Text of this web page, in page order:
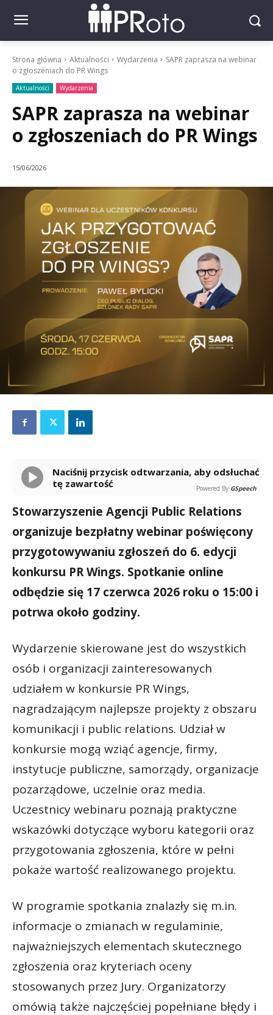
Strona główna Aktualności Wydarzenia
SAPR zaprasza na webinar
o zgłoszeniach do PR Wings
Aktualności Wydarzenia
SAPR zaprasza na webinar
o zgłoszeniach do PR Wings
15/06/2026
Naciśnij przycisk odtwarzania, aby odsłuchać
tę zawartość
Powered By GSpeech
Stowarzyszenie Agencji Public Relations
organizuje bezpłatny webinar poświęcony
przygotowywaniu zgłoszeń do 6. edycji
konkursu PR Wings. Spotkanie online
odbędzie się 17 czerwca 2026 roku o 15:00 i
potrwa około godziny.
Wydarzenie skierowane jest do wszystkich
osób i organizacji zainteresowanych
udziałem w konkursie PR Wings,
nagradzającym najlepsze projekty z obszaru
komunikacji i public relations. Udział w
konkursie mogą wziąć agencje, firmy,
instytucje publiczne, samorządy, organizacje
pozarządowe, uczelnie oraz media.
Uczestnicy webinaru poznają praktyczne
wskazówki dotyczące wyboru kategorii oraz
przygotowania zgłoszenia, które w pełni
pokaże wartość realizowanego projektu.
W programie spotkania znalazły się m.in.
informacje o zmianach w regulaminie,
najważniejszych elementach skutecznego
zgłoszenia oraz kryteriach oceny
stosowanych przez Jury. Organizatorzy
omówią także najczęściej popełniane błędy i